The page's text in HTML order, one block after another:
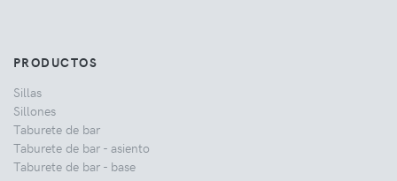
PRODUCTOS
Sillas
Sillones
Taburete de bar
Taburete de bar - asiento
Taburete de bar - base